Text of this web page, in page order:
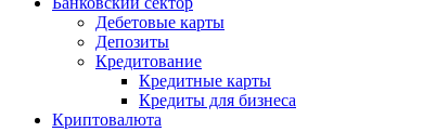
Дебетовые карты
Депозиты
Кредитование
Кредитные карты
Кредиты для бизнеса
Криптовалюта